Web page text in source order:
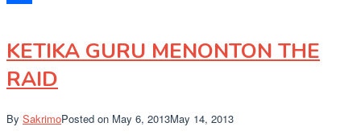
KETIKA GURU MENONTON THE
RAID
By SakrimoPosted on May 6, 2013May 14, 2013